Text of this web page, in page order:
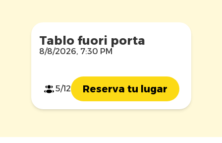
Tablo fuori porta
8/8/2026, 7:30 PM
5/12 Reserva tu lugar